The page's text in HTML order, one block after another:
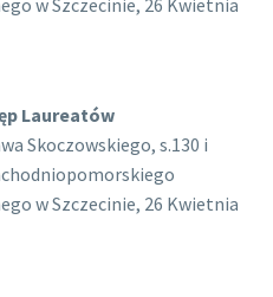
w Szczecinie, 26 Kwietnia
Laureatów
Skoczowskiego, s.130 i
w Szczecinie, 26 Kwietnia